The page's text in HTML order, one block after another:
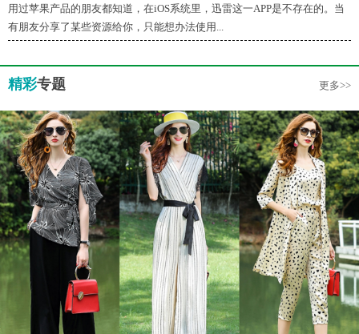
用过苹果产品的朋友都知道，在iOS系统里，迅雷这一APP是不存在的。当
有朋友分享了某些资源给你，只能想办法使用...
精彩专题 更多>>